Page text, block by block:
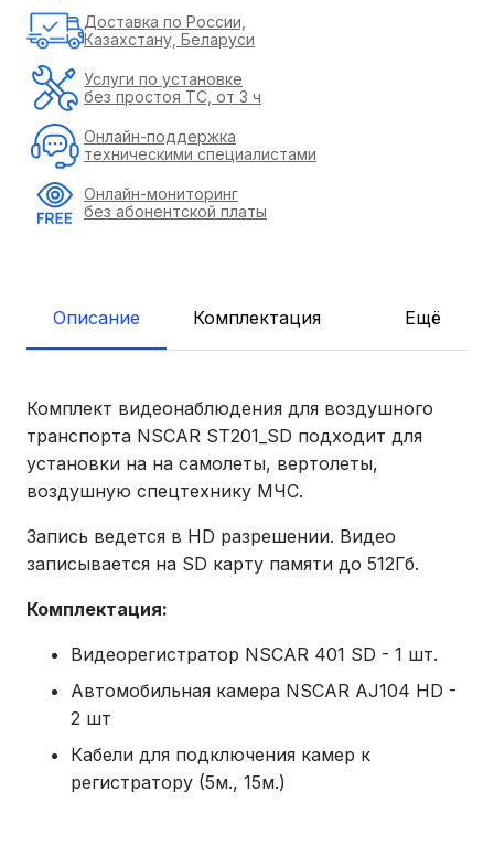
Описание Комплектация Ещё
Комплект видеонаблюдения для воздушного
транспорта NSCAR ST201_SD подходит для
установки на на самолеты, вертолеты,
воздушную спецтехнику МЧС.
Запись ведется в HD разрешении. Видео
записывается на SD карту памяти до 512Гб.
Комплектация:
Видеорегистратор NSCAR 401 SD - 1 шт.
Автомобильная камера NSCAR AJ104 HD -
2 шт
Кабели для подключения камер к
регистратору (5м., 15м.)
Доставка по России,
Казахстану, Беларуси
Услуги по установке
без простоя ТС, от 3 ч
Онлайн-поддержка
техническими специалистами
Онлайн-мониторинг
без абонентской платы